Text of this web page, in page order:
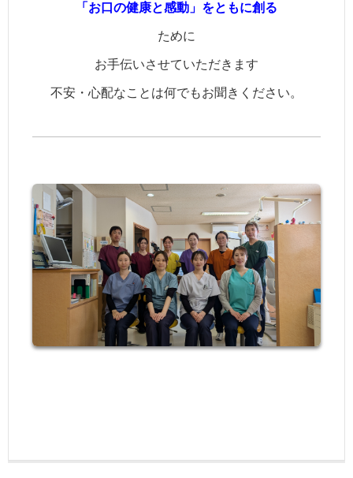
「お口の健康と感動」をともに創る
ために
お手伝いさせていただきます
不安・心配なことは何でもお聞きください。